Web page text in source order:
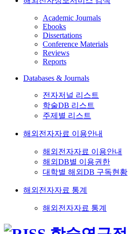
Academic Journals
Ebooks
Dissertations
Conference Materials
Reviews
Reports
Databases & Journals
전자저널 리스트
학술DB 리스트
주제별 리스트
해외전자자료 이용안내
해외전자자료 이용안내
해외DB별 이용권한
대학별 해외DB 구독현황
해외전자자료 통계
해외전자자료 통계